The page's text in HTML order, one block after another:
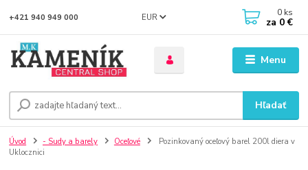
Menu
EUR
Hľadať
+421 940 949 000 0 ks
za 0 €
Úvod - Sudy a barely Oceľové
Pozinkovaný oceľový barel 200l diera v
Uklocznici